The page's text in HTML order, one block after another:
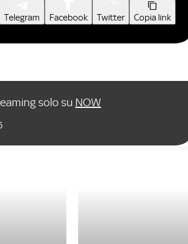
Telegram Facebook Twitter Copia link
solo su NOW